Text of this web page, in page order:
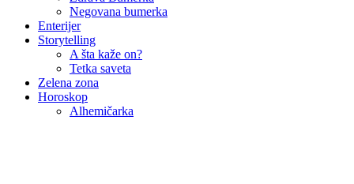
Negovana bumerka
Enterijer
Storytelling
A šta kaže on?
Tetka saveta
Zelena zona
Horoskop
Alhemičarka